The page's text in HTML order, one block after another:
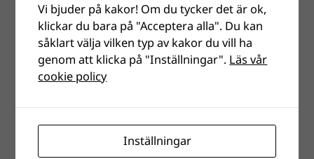
Vi bjuder på kakor! Om du tycker det är ok,
klickar du bara på "Acceptera alla". Du kan
såklart välja vilken typ av kakor du vill ha
genom att klicka på "Inställningar". Läs vår
cookie policy
Inställningar